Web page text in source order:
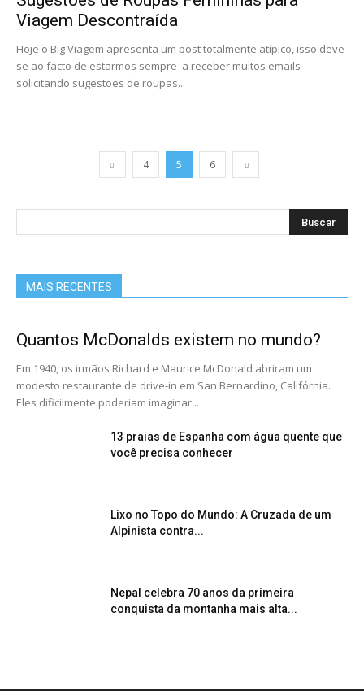
Viagem Descontraída
Hoje o Big Viagem apresenta um post totalmente atípico, isso deve-
se ao facto de estarmos sempre a receber muitos emails
solicitando sugestões de roupas...
4 5 6
MAIS RECENTES
Quantos McDonalds existem no mundo?
Em 1940, os irmãos Richard e Maurice McDonald abriram um
modesto restaurante de drive-in em San Bernardino, Califórnia.
Eles dificilmente poderiam imaginar...
13 praias de Espanha com água quente que
você precisa conhecer
Lixo no Topo do Mundo: A Cruzada de um
Alpinista contra...
Nepal celebra 70 anos da primeira
conquista da montanha mais alta...